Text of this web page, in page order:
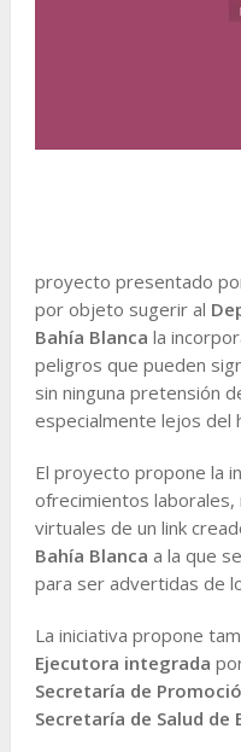
proyecto presentado
por objeto sugerir al
Bahía Blanca la
peligros que pueden
sin ninguna pretensión
especialmente lejos del
El proyecto propone la
ofrecimientos
virtuales de un link
Bahía Blanca a la que
para ser advertidas de
La iniciativa propone
Ejecutora integrada
Secretaría de
Secretaría de Salud de